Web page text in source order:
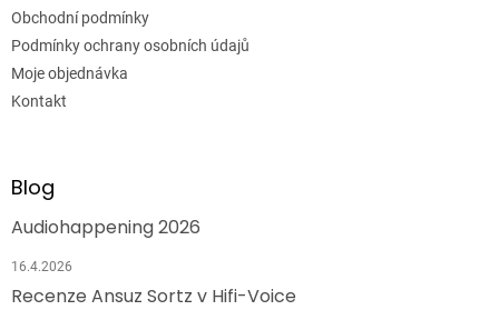
Obchodní podmínky
Podmínky ochrany osobních údajů
Moje objednávka
Kontakt
Blog
Audiohappening 2026
16.4.2026
Recenze Ansuz Sortz v Hifi-Voice